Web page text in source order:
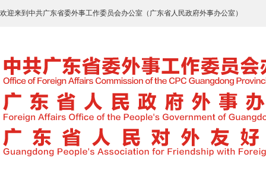
欢迎来到中共广东省委外事工作委员会办公室（广东省人民政府外事办公室）